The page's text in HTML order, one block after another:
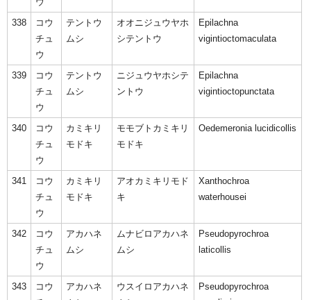
338
コウ
チュ
ウ
テントウ
ムシ
オオニジュウヤホ
シテントウ
Epilachna
vigintioctomaculata
339
コウ
チュ
ウ
テントウ
ムシ
ニジュウヤホシテ
ントウ
Epilachna
vigintioctopunctata
340
コウ
チュ
ウ
カミキリ
モドキ
モモブトカミキリ
モドキ
Oedemeronia lucidicollis
341
コウ
チュ
ウ
カミキリ
モドキ
アオカミキリモド
キ
Xanthochroa
waterhousei
342
コウ
チュ
ウ
アカハネ
ムシ
ムナビロアカハネ
ムシ
Pseudopyrochroa
laticollis
343
コウ
アカハネ
ウスイロアカハネ
Pseudopyrochroa